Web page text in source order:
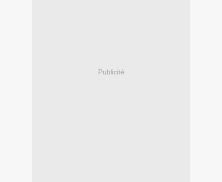
Publicité